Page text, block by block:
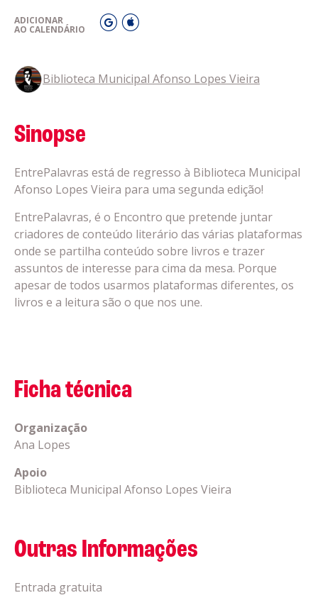
ADICIONAR
AO CALENDÁRIO
Biblioteca Municipal Afonso Lopes Vieira
Sinopse
EntrePalavras está de regresso à Biblioteca Municipal
Afonso Lopes Vieira para uma segunda edição!
EntrePalavras, é o Encontro que pretende juntar
criadores de conteúdo literário das várias plataformas
onde se partilha conteúdo sobre livros e trazer
assuntos de interesse para cima da mesa. Porque
apesar de todos usarmos plataformas diferentes, os
livros e a leitura são o que nos une.
Ficha técnica
Organização
Ana Lopes
Apoio
Biblioteca Municipal Afonso Lopes Vieira
Outras Informações
Entrada gratuita